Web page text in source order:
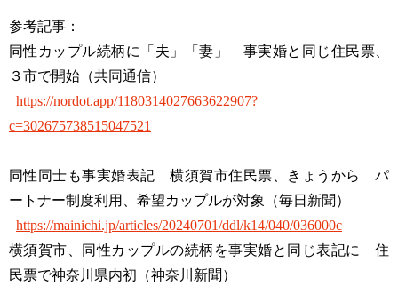
参考記事：
同性カップル続柄に「夫」「妻」 事実婚と同じ住民票、
３市で開始（共同通信）
https://nordot.app/1180314027663622907?
c=302675738515047521
同性同士も事実婚表記 横須賀市住民票、きょうから パ
ートナー制度利用、希望カップルが対象（毎日新聞）
https://mainichi.jp/articles/20240701/ddl/k14/040/036000c
横須賀市、同性カップルの続柄を事実婚と同じ表記に 住
民票で神奈川県内初（神奈川新聞）